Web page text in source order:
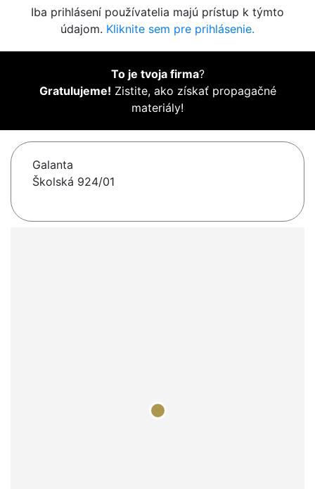
Iba prihlásení používatelia majú prístup k týmto
údajom. Kliknite sem pre prihlásenie.
To je tvoja firma?
Gratulujeme! Zistite, ako získať propagačné
materiály!
Galanta
Školská 924/01